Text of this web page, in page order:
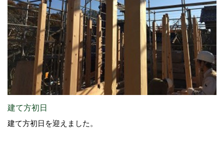
建て方初日
建て方初日を迎えました。